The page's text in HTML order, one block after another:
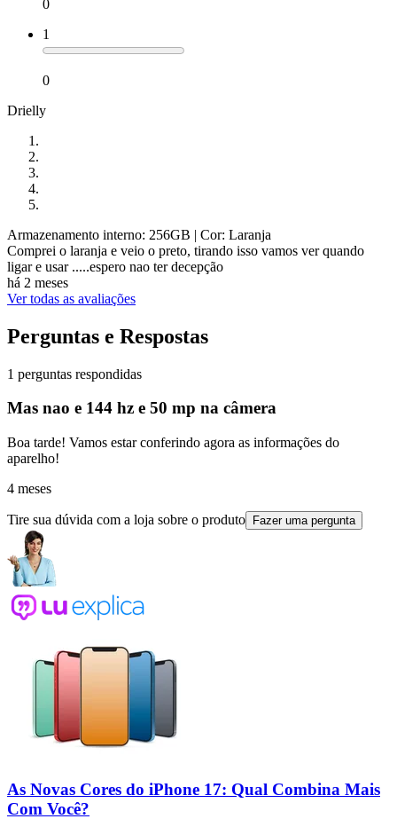
0
1
0
Drielly
Armazenamento interno: 256GB | Cor: Laranja
Comprei o laranja e veio o preto, tirando isso vamos ver quando
ligar e usar .....espero nao ter decepção
há 2 meses
Ver todas as avaliações
Perguntas e Respostas
1 perguntas respondidas
Mas nao e 144 hz e 50 mp na câmera
Boa tarde! Vamos estar conferindo agora as informações do
aparelho!
4 meses
Tire sua dúvida com a loja sobre o produto Fazer uma pergunta
As Novas Cores do iPhone 17: Qual Combina Mais
Com Você?